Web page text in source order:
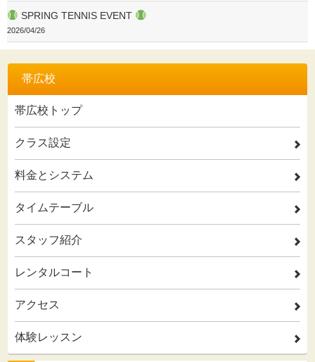
SPRING TENNIS EVENT
2026/04/26
帯広校
帯広校トップ
クラス設定 2
料金とシステム 2
タイムテーブル 2
スタッフ紹介 2
レンタルコート 2
アクセス 2
体験レッスン 2